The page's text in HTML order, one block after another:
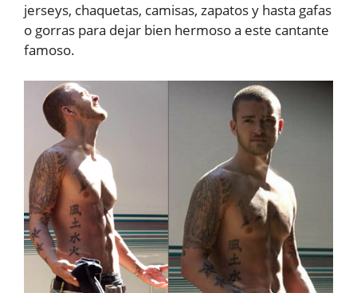
jerseys, chaquetas, camisas, zapatos y hasta gafas
o gorras para dejar bien hermoso a este cantante
famoso.